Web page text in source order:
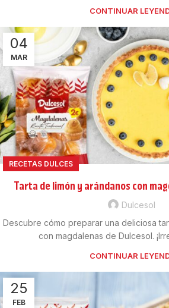
CONTINUAR
04
MAR
RECETAS DULCES
Tarta de limón y arándanos con
Dulcesol
Descubre cómo preparar una deliciosa
con magdalenas de Dulcesol.
CONTINUAR
25
FEB